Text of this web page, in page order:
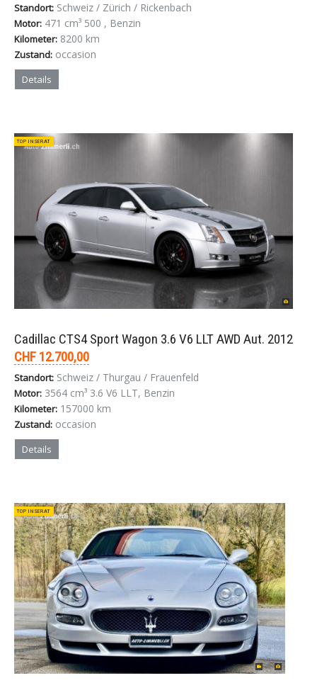
Standort: Schweiz / Zürich / Rickenbach
Motor: 471 cm³ 500 , Benzin
Kilometer: 8200 km
Zustand: occasion
Details
TOP INSERAT
Cadillac CTS4 Sport Wagon 3.6 V6 LLT AWD Aut. 2012
CHF 12.700,00
Standort: Schweiz / Thurgau / Frauenfeld
Motor: 3564 cm³ 3.6 V6 LLT, Benzin
Kilometer: 157000 km
Zustand: occasion
Details
TOP INSERAT